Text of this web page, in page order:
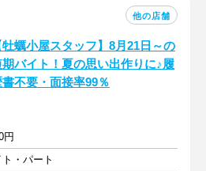
他の店舗
牡蠣小屋スタッフ】8月21日～の
期バイト！夏の思い出作りに♪履
書不要・面接率99％
円
・パート